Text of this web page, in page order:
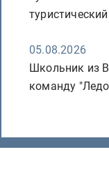
05.08.2026
Школьник из
команду